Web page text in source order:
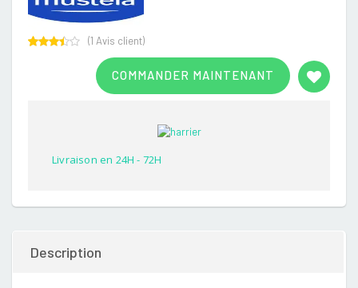
COMMANDER MAINTENANT
(1 Avis client)
Livraison en 24H - 72H
Description